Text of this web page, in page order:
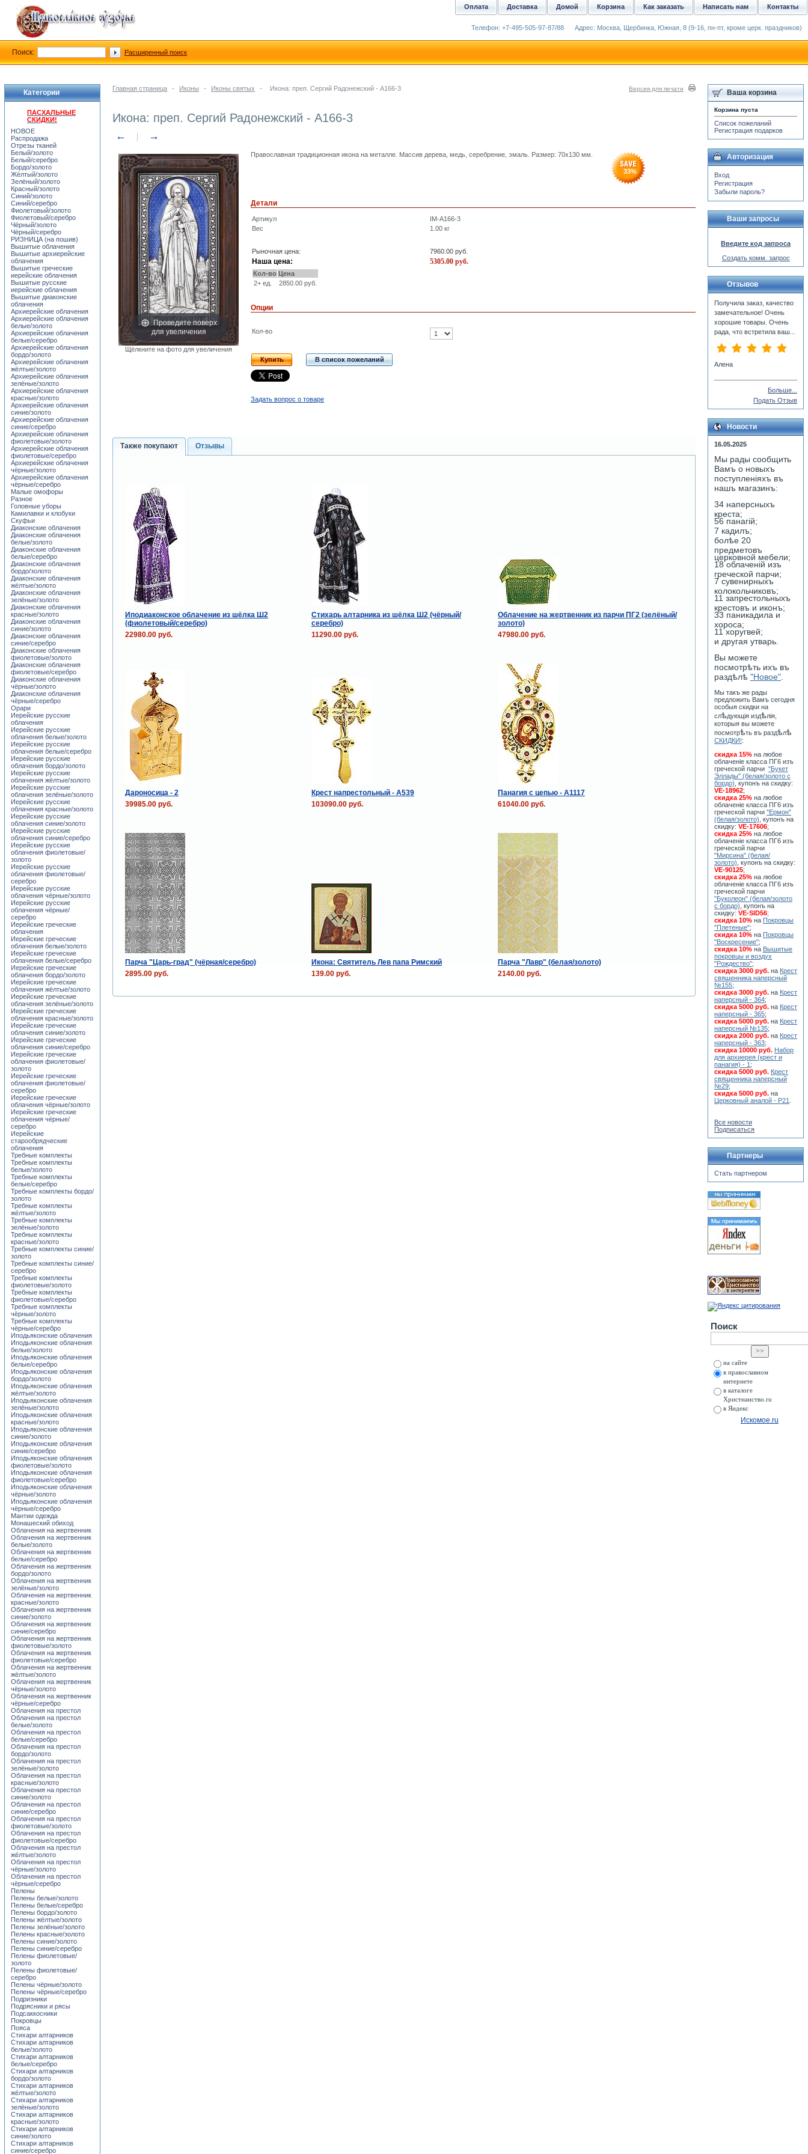
Главная страница - Иконы - Иконы святых - Икона: преп. Сергий Радонежский - A166-3 Версия для печати
Икона: преп. Сергий Радонежский - A166-3
← →
Проведите поверх
для увеличения
Щёлкните на фото для увеличения
Православная традиционная икона на металле. Массив дерева, медь, серебрение, эмаль. Размер: 70x130 мм.
33%
Детали
Артикул
IM-A166-3
Вес
1.00 кг
Рыночная цена: 7960.00 руб.
Наша цена: 5305.00 руб.
Кол-во Цена
2+ ед.
2850.00 руб.
Опции
Кол-во
Купить В список пожеланий
Задать вопрос о товаре
Также покупают Отзывы
Иподиаконское облачение из шёлка Ш2
(фиолетовый/серебро)
Стихарь алтарника из шёлка Ш2 (чёрный/
серебро)
Облачение на жертвенник из парчи ПГ2 (зелёный/
золото)
22980.00 руб.
11290.00 руб. 47980.00 руб.
Дароносица - 2 Крест напрестольный - А539
Панагия с цепью - А1117
39985.00 руб.
103090.00 руб. 61040.00 руб.
Парча "Царь-град" (чёрная/серебро) Икона: Святитель Лев папа Римский
Парча "Лавр" (белая/золото)
2895.00 руб.
139.00 руб. 2140.00 руб.
Категории
ПАСХАЛЬНЫЕ
СКИДКИ!
НОВОЕ
Распродажа
Отрезы тканей
Белый/золото
Белый/серебро
Бордо/золото
Жёлтый/золото
Зелёный/золото
Красный/золото
Синий/золото
Синий/серебро
Фиолетовый/золото
Фиолетовый/серебро
Чёрный/золото
Чёрный/серебро
РИЗНИЦА (на пошив)
Вышитые облачения
Вышитые архиерейские
облачения
Вышитые греческие
иерейские облачения
Вышитые русские
иерейские облачения
Вышитые диаконские
облачения
Архиерейские облачения
Архиерейские облачения
белые/золото
Архиерейские облачения
белые/серебро
Архиерейские облачения
бордо/золото
Архиерейские облачения
жёлтые/золото
Архиерейские облачения
зелёные/золото
Архиерейские облачения
красные/золото
Архиерейские облачения
синие/золото
Архиерейские облачения
синие/серебро
Архиерейские облачения
фиолетовые/золото
Архиерейские облачения
фиолетовые/серебро
Архиерейские облачения
чёрные/золото
Архиерейские облачения
чёрные/серебро
Малые омофоры
Разное
Головные уборы
Камилавки и клобуки
Скуфьи
Диаконские облачения
Диаконские облачения
белые/золото
Диаконские облачения
белые/серебро
Диаконские облачения
бордо/золото
Диаконские облачения
жёлтые/золото
Диаконские облачения
зелёные/золото
Диаконские облачения
красные/золото
Диаконские облачения
синие/золото
Диаконские облачения
синие/серебро
Диаконские облачения
фиолетовые/золото
Диаконские облачения
фиолетовые/серебро
Диаконские облачения
чёрные/золото
Диаконские облачения
чёрные/серебро
Орари
Иерейские русские
облачения
Иерейские русские
облачения белые/золото
Иерейские русские
облачения белые/серебро
Иерейские русские
облачения бордо/золото
Иерейские русские
облачения жёлтые/золото
Иерейские русские
облачения зелёные/золото
Иерейские русские
облачения красные/золото
Иерейские русские
облачения синие/золото
Иерейские русские
облачения синие/серебро
Иерейские русские
облачения фиолетовые/
золото
Иерейские русские
облачения фиолетовые/
серебро
Иерейские русские
облачения чёрные/золото
Иерейские русские
облачения чёрные/
серебро
Иерейские греческие
облачения
Иерейские греческие
облачения белые/золото
Иерейские греческие
облачения белые/серебро
Иерейские греческие
облачения бордо/золото
Иерейские греческие
облачения жёлтые/золото
Иерейские греческие
облачения зелёные/золото
Иерейские греческие
облачения красные/золото
Иерейские греческие
облачения синие/золото
Иерейские греческие
облачения синие/серебро
Иерейские греческие
облачения фиолетовые/
золото
Иерейские греческие
облачения фиолетовые/
серебро
Иерейские греческие
облачения чёрные/золото
Иерейские греческие
облачения чёрные/
серебро
Иерейские
старообрядческие
облачения
Требные комплекты
Требные комплекты
белые/золото
Требные комплекты
белые/серебро
Требные комплекты бордо/
золото
Требные комплекты
жёлтые/золото
Требные комплекты
зелёные/золото
Требные комплекты
красные/золото
Требные комплекты синие/
золото
Требные комплекты синие/
серебро
Требные комплекты
фиолетовые/золото
Требные комплекты
фиолетовые/серебро
Требные комплекты
чёрные/золото
Требные комплекты
чёрные/серебро
Иподьяконские облачения
Иподьяконские облачения
белые/золото
Иподьяконские облачения
белые/серебро
Иподьяконские облачения
бордо/золото
Иподьяконские облачения
жёлтые/золото
Иподьяконские облачения
зелёные/золото
Иподьяконские облачения
красные/золото
Иподьяконские облачения
синие/золото
Иподьяконские облачения
синие/серебро
Иподьяконские облачения
фиолетовые/золото
Иподьяконские облачения
фиолетовые/серебро
Иподьяконские облачения
чёрные/золото
Иподьяконские облачения
чёрные/серебро
Мантии одежда
Монашеский обиход
Облачения на жертвенник
Облачения на жертвенник
белые/золото
Облачения на жертвенник
белые/серебро
Облачения на жертвенник
бордо/золото
Облачения на жертвенник
зелёные/золото
Облачения на жертвенник
красные/золото
Облачения на жертвенник
синие/золото
Облачения на жертвенник
синие/серебро
Облачения на жертвенник
фиолетовые/золото
Облачения на жертвенник
фиолетовые/серебро
Облачения на жертвенник
жёлтые/золото
Облачения на жертвенник
чёрные/золото
Облачения на жертвенник
чёрные/серебро
Облачения на престол
Облачения на престол
белые/золото
Облачения на престол
белые/серебро
Облачения на престол
бордо/золото
Облачения на престол
зелёные/золото
Облачения на престол
красные/золото
Облачения на престол
синие/золото
Облачения на престол
синие/серебро
Облачения на престол
фиолетовые/золото
Облачения на престол
фиолетовые/серебро
Облачения на престол
жёлтые/золото
Облачения на престол
чёрные/золото
Облачения на престол
чёрные/серебро
Пелены
Пелены белые/золото
Пелены белые/серебро
Пелены бордо/золото
Пелены жёлтые/золото
Пелены зелёные/золото
Пелены красные/золото
Пелены синие/золото
Пелены синие/серебро
Пелены фиолетовые/
золото
Пелены фиолетовые/
серебро
Пелены чёрные/золото
Пелены чёрные/серебро
Подризники
Подрясники и рясы
Подсаккосники
Покровцы
Пояса
Стихари алтарников
Стихари алтарников
белые/золото
Стихари алтарников
белые/серебро
Стихари алтарников
бордо/золото
Стихари алтарников
жёлтые/золото
Стихари алтарников
зелёные/золото
Стихари алтарников
красные/золото
Стихари алтарников
синие/золото
Стихари алтарников
синие/серебро
Ваша корзина
Корзина пуста
Список пожеланий
Регистрация подарков
Авторизация
Вход
Регистрация
Забыли пароль?
Ваши запросы
Введите код запроса
Создать комм. запрос
Отзывов
Получила заказ, качество
замечательное! Очень
хорошие товары. Очень
рада, что встретила ваш...
Алена
Больше...
Подать Отзыв
Новости
16.05.2025
Мы рады сообщить
Вамъ о новыхъ
поступленiяхъ въ
нашъ магазинъ:
34 наперсныхъ
креста;
56 панагiй;
7 кадилъ;
болѣе 20
предметовъ
церковной мебели;
18 облаченiй изъ
греческой парчи;
7 сувенирныхъ
колокольчиковъ;
11 запрестольныхъ
крестовъ и иконъ;
33 паникадила и
хороса;
11 хоругвей;
и другая утварь.
Вы можете
посмотрѣть ихъ въ
раздѣлѣ "Новое"
Мы такъ же рады
предложить Вамъ сегодня
особыя скидки на
слѣдующiя издѣлiя,
которыя вы можете
посмотрѣть въ раздѣлѣ
СКИДКИ!:
скидка 15% на любое
облаченiе класса ПГ6 изъ
греческой парчи "Букет
Эллады" (белая/золото с
бордо) , купонъ на скидку:
VE-18962;
скидка 25% на любое
облаченiе класса ПГ6 изъ
греческой парчи "Ермон"
(белая/золото) , купонъ на
скидку: VE-17606;
скидка 25% на любое
облаченiе класса ПГ6 изъ
греческой парчи
"Мирсина" (белая/
золото) , купонъ на скидку:
VE-90125;
скидка 25% на любое
облаченiе класса ПГ6 изъ
греческой парчи
"Буколеон" (белая/золото
с бордо) , купонъ на
скидку: VE-SID56;
скидка 10% на Покровцы
"Плетеные";
скидка 10% на Покровцы
"Воскресение";
скидка 10% на Вышитые
покровцы и воздух
"Рождество";
скидка 3000 руб. на Крест
священника наперсный
№155;
скидка 3000 руб. на Крест
наперсный - 364;
скидка 5000 руб. на Крест
наперсный - 365;
скидка 5000 руб. на Крест
наперсный №135;
скидка 2000 руб. на Крест
наперсный - 363;
скидка 10000 руб. Набор
для архиерея (крест и
панагия) - 1 ;
скидка 5000 руб. Крест
священника наперсный
№29;
скидка 5000 руб. на
Церковный аналой - Р21
Все новости
Подписаться
Партнеры
Стать партнером
Поиск
на сайте
в православном
интернете
в каталоге
Христианство.ru
в Яндекс
Искомое.ru
Контакты
Написать нам
Как заказать
Корзина
Домой
Доставка
Оплата
Телефон: +7-495-505-97-87/88 Адрес: Москва, Щербинка, Южная, 8 (9-16, пн-пт, кроме церк. праздников)
Поиск: Расширенный поиск